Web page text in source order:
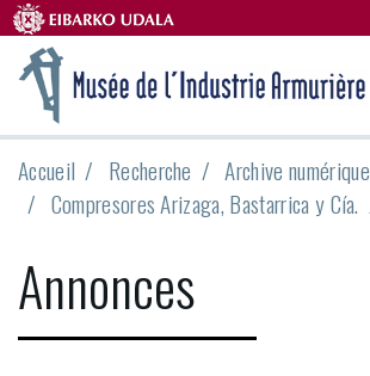
Accueil Recherche
Archive numérique
Compresores Arizaga, Bastarrica y Cía.
Annonces